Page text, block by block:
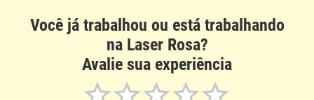
Você já trabalhou ou está trabalhando
na Laser Rosa?
Avalie sua experiência